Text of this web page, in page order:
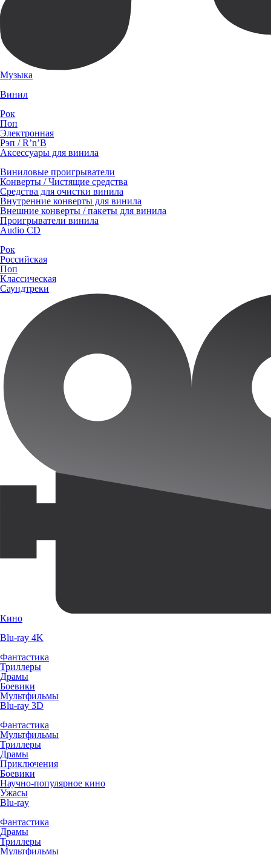
Музыка
Винил
Рок
Поп
Электронная
Рэп / R’n’B
Аксессуары для винила
Виниловые проигрыватели
Конверты / Чистящие средства
Средства для очистки винила
Внутренние конверты для винила
Внешние конверты / пакеты для винила
Проигрыватели винила
Audio CD
Рок
Российская
Поп
Классическая
Саундтреки
Кино
Blu-ray 4K
Фантастика
Триллеры
Драмы
Боевики
Мультфильмы
Blu-ray 3D
Фантастика
Мультфильмы
Триллеры
Драмы
Приключения
Боевики
Научно-популярное кино
Ужасы
Blu-ray
Фантастика
Драмы
Триллеры
Мультфильмы